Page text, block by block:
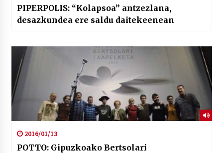
PIPERPOLIS: “Kolapsoa” antzezlana,
desazkundea ere saldu daitekeenean
2016/01/13
POTTO: Gipuzkoako Bertsolari